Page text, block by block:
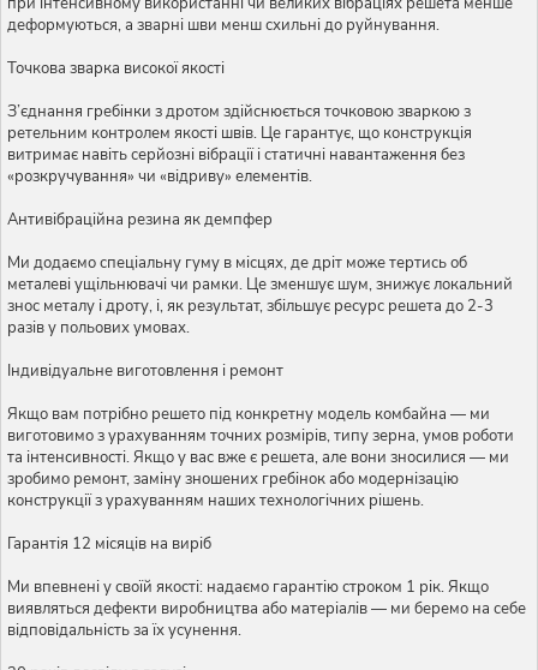
деформуються, а зварні шви менш схильні до руйнування.
Точкова зварка високої якості
З’єднання гребінки з дротом здійснюється точковою зваркою з
ретельним контролем якості швів. Це гарантує, що конструкція
витримає навіть серйозні вібрації і статичні навантаження без
«розкручування» чи «відриву» елементів.
Антивібраційна резина як демпфер
Ми додаємо спеціальну гуму в місцях, де дріт може тертись об
металеві ущільнювачі чи рамки. Це зменшує шум, знижує локальний
знос металу і дроту, і, як результат, збільшує ресурс решета до 2-3
разів у польових умовах.
Індивідуальне виготовлення і ремонт
Якщо вам потрібно решето під конкретну модель комбайна — ми
виготовимо з урахуванням точних розмірів, типу зерна, умов роботи
та інтенсивності. Якщо у вас вже є решета, але вони зносилися — ми
зробимо ремонт, заміну зношених гребінок або модернізацію
конструкції з урахуванням наших технологічних рішень.
Гарантія 12 місяців на виріб
Ми впевнені у своїй якості: надаємо гарантію строком 1 рік. Якщо
виявляться дефекти виробництва або матеріалів — ми беремо на себе
відповідальність за їх усунення.